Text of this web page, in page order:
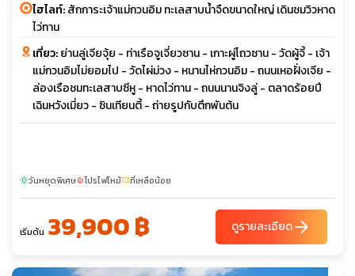
ไฮไลท์:สักการะเจ้าแม่กวนอิม ทะเลสาบน้ำจืดขนาดใหญ่ เดินชมวิวหาด
ไว่ทาน
เที่ยว:ย่านลู่เจียจุ้ย - ท่าเรือจูเจี่ยวซาน - เกาะผู่โถวซาน - วัดผู้จี้ - เจ้า
แม่กวนอิมไม่ยอมไป - วัดไผ่ม่วง - หนานไห่กวนอิม - ถนนเหอฝั่งเจีย -
ล่องเรือชมทะเลสาบซีหู - หาดไว่ทาน - ถนนนานจิงลู่ - ตลาดร้อยปี
เฉินหวังเมี่ยว - ซินเทียนตี้ - ถ่ายรูปกับตึกพันต้น
sunnyวันหยุดพิเศษlocal_fire_departmentโปรไฟไหม้confirmation_numberที่เหลือน้อย
เริ่มต้น 39,900 ฿ ดูรายละเอียดarrow_forward